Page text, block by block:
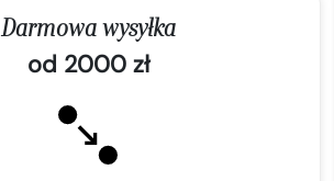
Darmowa wysyłka
od 2000 zł